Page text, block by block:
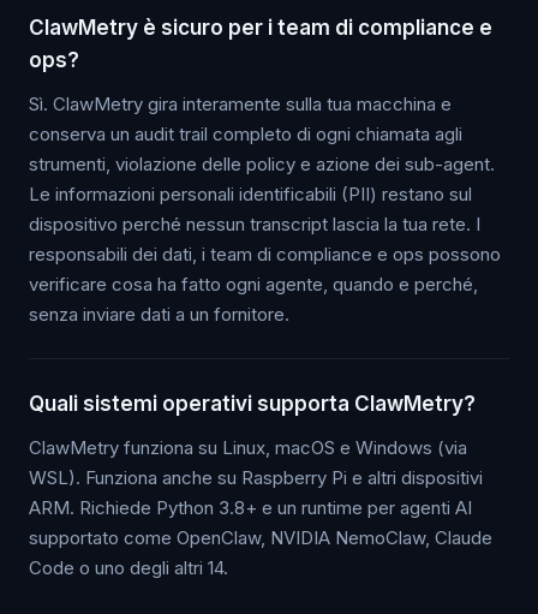
ClawMetry è sicuro per i team di compliance e
ops?
Sì. ClawMetry gira interamente sulla tua macchina e
conserva un audit trail completo di ogni chiamata agli
strumenti, violazione delle policy e azione dei sub-agent.
Le informazioni personali identificabili (PII) restano sul
dispositivo perché nessun transcript lascia la tua rete. I
responsabili dei dati, i team di compliance e ops possono
verificare cosa ha fatto ogni agente, quando e perché,
senza inviare dati a un fornitore.
Quali sistemi operativi supporta ClawMetry?
ClawMetry funziona su Linux, macOS e Windows (via
WSL). Funziona anche su Raspberry Pi e altri dispositivi
ARM. Richiede Python 3.8+ e un runtime per agenti AI
supportato come OpenClaw, NVIDIA NemoClaw, Claude
Code o uno degli altri 14.